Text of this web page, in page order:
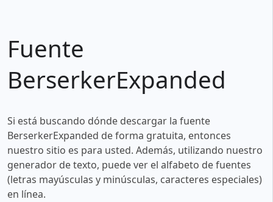
Fuente
BerserkerExpanded
Si está buscando dónde descargar la fuente
BerserkerExpanded de forma gratuita, entonces
nuestro sitio es para usted. Además, utilizando nuestro
generador de texto, puede ver el alfabeto de fuentes
(letras mayúsculas y minúsculas, caracteres especiales)
en línea.